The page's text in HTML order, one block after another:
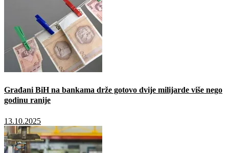
Građani BiH na bankama drže gotovo dvije milijarde više nego
godinu ranije
13.10.2025